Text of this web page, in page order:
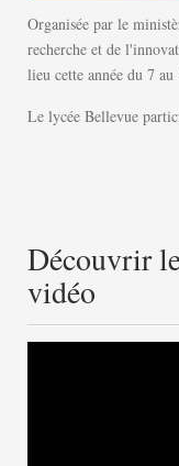
Organisée par le
recherche et de
lieu cette année du 7
Le lycée Bellevue
Découvrir
vidéo